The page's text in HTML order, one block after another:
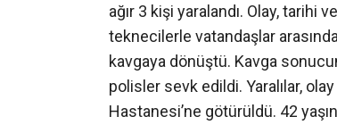
ağır 3 kişi yaralandı. Olay,
teknecilerle vatandaşlar
kavgaya dönüştü. Kavga
polisler sevk edildi. Yaralılar,
Hastanesi’ne götürüldü. 42